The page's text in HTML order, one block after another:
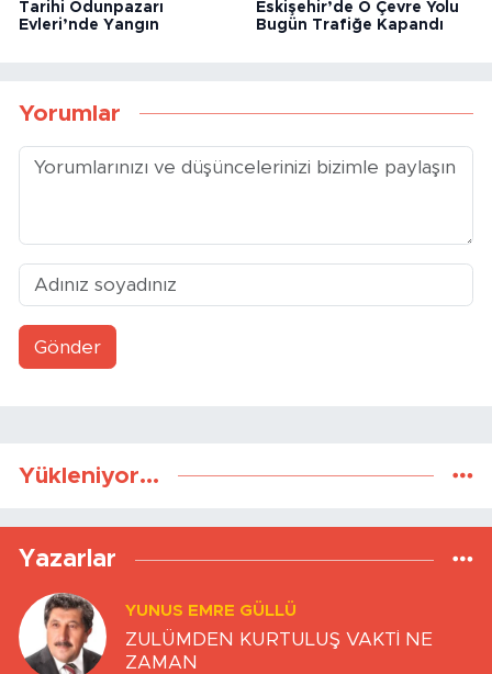
Tarihi Odunpazarı
Evleri’nde Yangın
Eskişehir’de O Çevre Yolu
Bugün Trafiğe Kapandı
Yorumlar
Gönder
Yükleniyor...
Yazarlar
YUNUS EMRE GÜLLÜ
ZULÜMDEN KURTULUŞ VAKTİ NE
ZAMAN